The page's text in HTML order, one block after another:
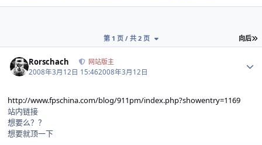
向后
第 1 页 / 共 2 页
Rorschach 网站版主
2008年3月12日 15:462008年3月12日
http://www.fpschina.com/blog/911pm/index.php?showentry=1169
站内链接
想要么？？
想要就顶一下